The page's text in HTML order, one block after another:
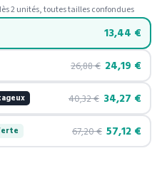
2 unités, toutes tailles confondues
13,44 €
26,88€ 24,19 €
40,32€ 34,27 €
67,20€ 57,12 €